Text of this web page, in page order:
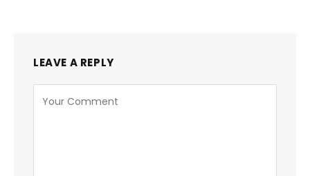
LEAVE A REPLY